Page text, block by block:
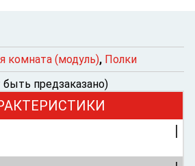
комната (модуль), Полки
предзаказано)